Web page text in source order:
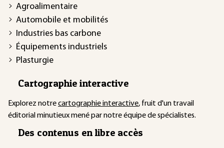
Agroalimentaire
Automobile et mobilités
Industries bas carbone
Équipements industriels
Plasturgie
Cartographie interactive
Explorez notrecartographie interactive, fruit d'un travail
éditorial minutieux mené par notre équipe de spécialistes.
Des contenus en libre accès